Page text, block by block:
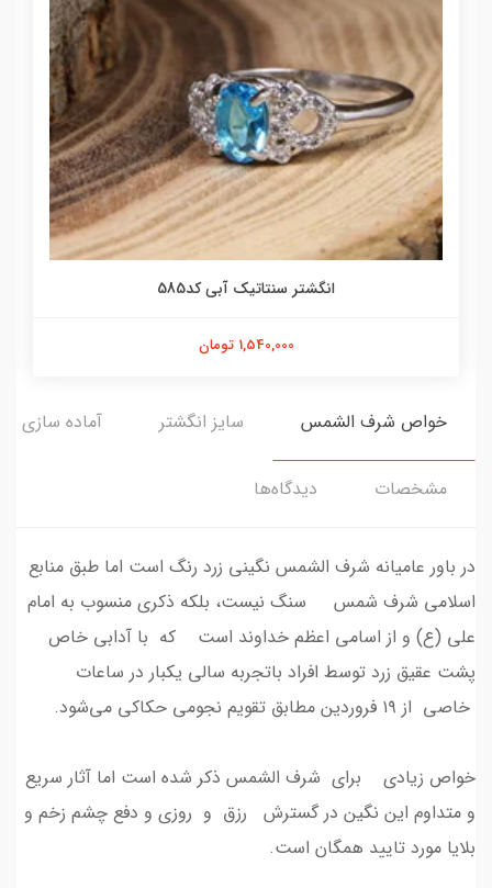
انگشتر سنتاتیک آبی کد585
1,540,000 تومان
خواص شرف الشمس سایز انگشتر آماده سازی و
مشخصات دیدگاه‌ها
در باور عامیانه شرف الشمس نگینی زرد رنگ است اما طبق منابع
اسلامی شرف شمس سنگ نیست، بلکه ذکری منسوب به امام
علی (ع) و از اسامی اعظم خداوند است که با آدابی خاص
پشت عقیق زرد توسط افراد باتجربه سالی یکبار در ساعات
خاصی از ۱۹ فروردین مطابق تقویم‌ نجومی حکاکی می‌شود.
خواص زیادی برای شرف الشمس ذکر شده است اما آثار سریع
و متداوم این نگین در گسترش رزق و روزی و دفع چشم زخم و
بلایا مورد تایید همگان است.